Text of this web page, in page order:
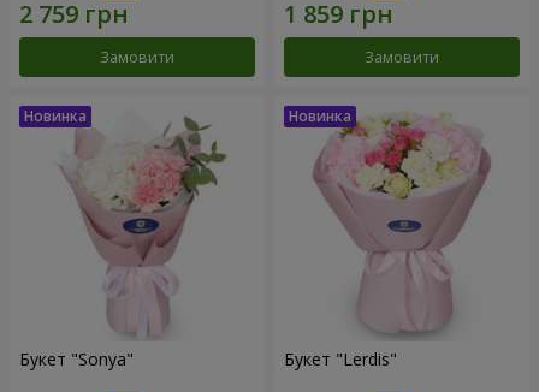
Замовити Замовити
Букет "Sonya" Букет "Lerdis"